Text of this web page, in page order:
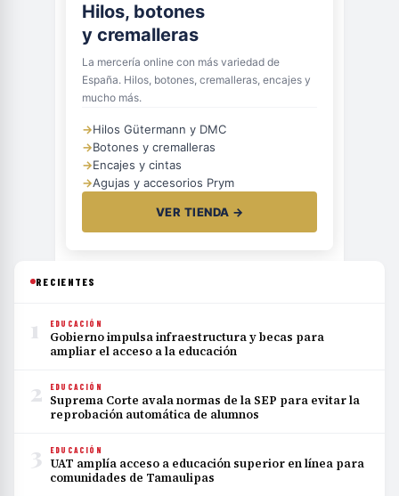
Hilos, botones
y cremalleras
La mercería online con más variedad de
España. Hilos, botones, cremalleras, encajes y
mucho más.
→Hilos Gütermann y DMC
→Botones y cremalleras
→Encajes y cintas
→Agujas y accesorios Prym
VER TIENDA →
RECIENTES
1 EDUCACIÓN
Gobierno impulsa infraestructura y becas para
ampliar el acceso a la educación
2 EDUCACIÓN
Suprema Corte avala normas de la SEP para evitar la
reprobación automática de alumnos
3 EDUCACIÓN
UAT amplía acceso a educación superior en línea para
comunidades de Tamaulipas